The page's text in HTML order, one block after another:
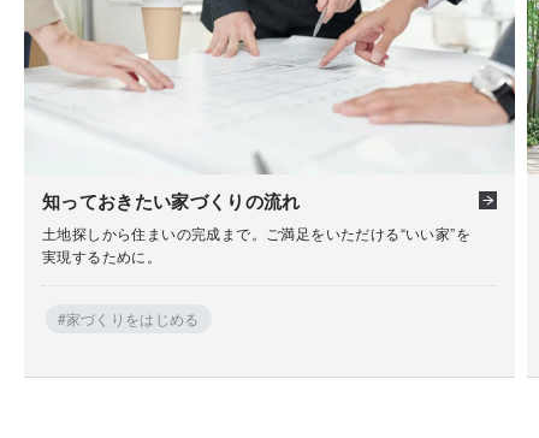
知っておきたい家づくりの流れ
土地探しから住まいの完成まで。ご満足をいただける“いい家”を
実現するために。
#家づくりをはじめる